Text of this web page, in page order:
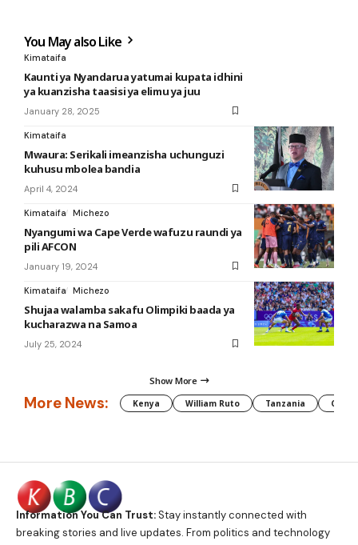
You May also Like
Kimataifa
Kaunti ya Nyandarua yatumai kupata idhini
ya kuanzisha taasisi ya elimu ya juu
January 28, 2025
Kimataifa
Mwaura: Serikali imeanzisha uchunguzi
kuhusu mbolea bandia
April 4, 2024
Kimataifa Michezo
Nyangumi wa Cape Verde wafuzu raundi ya
pili AFCON
January 19, 2024
Kimataifa Michezo
Shujaa walamba sakafu Olimpiki baada ya
kucharazwa na Samoa
July 25, 2024
Show More
More News: Kenya William Ruto Tanzania CAF
Information You Can Trust:Stay instantly connected with
breaking stories and live updates. From politics and technology